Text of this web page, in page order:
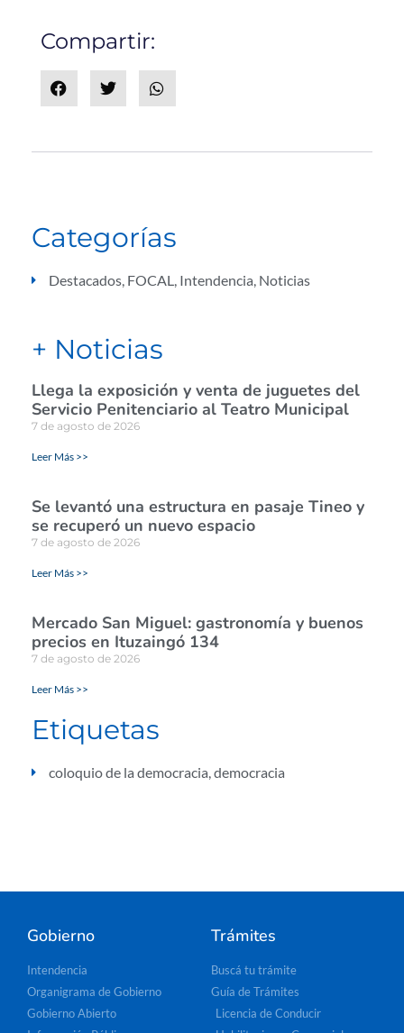
Compartir:
Categorías
Destacados, FOCAL, Intendencia, Noticias
+ Noticias
Llega la exposición y venta de juguetes del
Servicio Penitenciario al Teatro Municipal
7 de agosto de 2026
Leer Más >>
Se levantó una estructura en pasaje Tineo y
se recuperó un nuevo espacio
7 de agosto de 2026
Leer Más >>
Mercado San Miguel: gastronomía y buenos
precios en Ituzaingó 134
7 de agosto de 2026
Leer Más >>
Etiquetas
coloquio de la democracia,democracia
Gobierno
Intendencia
Organigrama de Gobierno
Gobierno Abierto
Trámites
Buscá tu trámite
Guía de Trámites
Licencia de Conducir